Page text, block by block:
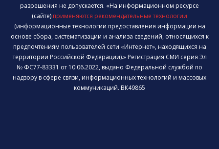
разрешения не допускается. «На информационном ресурсе
(сайте) применяются рекомендательные технологии
(информационные технологии предоставления информации на
основе сбора, систематизации и анализа сведений, относящихся к
предпочтениям пользователей сети «Интернет», находящихся на
территории Российской Федерации).» Регистрация СМИ серия Эл
№ ФС77-83331 от 10.06.2022, выдано Федеральной службой по
надзору в сфере связи, информационных технологий и массовых
коммуникаций. ВК49865